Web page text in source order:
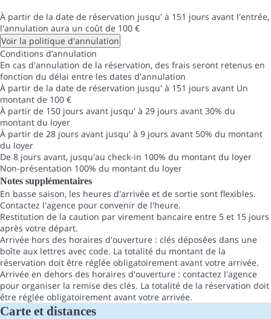
À partir de la date de réservation jusqu' à 151 jours avant l'entrée,
l'annulation aura un coût de 100 €
Voir la politique d'annulation
Conditions d’annulation
En cas d'annulation de la réservation, des frais seront retenus en
fonction du délai entre les dates d'annulation
À partir de la date de réservation jusqu' à 151 jours avant Un
montant de 100 €
À partir de 150 jours avant jusqu' à 29 jours avant 30% du
montant du loyer
À partir de 28 jours avant jusqu' à 9 jours avant 50% du montant
du loyer
De 8 jours avant, jusqu'au check-in 100% du montant du loyer
Non-présentation 100% du montant du loyer
Notes supplémentaires
En basse saison, les heures d'arrivée et de sortie sont flexibles.
Contactez l'agence pour convenir de l'heure.
Restitution de la caution par virement bancaire entre 5 et 15 jours
après votre départ.
Arrivée hors des horaires d'ouverture : clés déposées dans une
boîte aux lettres avec code. La totalité du montant de la
réservation doit être réglée obligatoirement avant votre arrivée.
Arrivée en dehors des horaires d'ouverture : contactez l'agence
pour organiser la remise des clés. La totalité de la réservation doit
être réglée obligatoirement avant votre arrivée.
Carte et distances